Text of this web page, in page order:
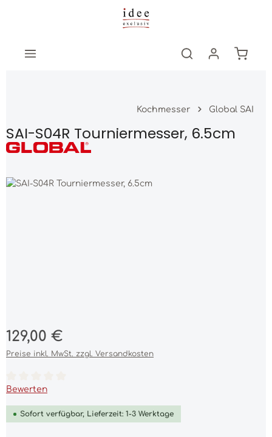
Zum Hauptinhalt springen
Kochmesser Global SAI
SAI-S04R Tourniermesser, 6.5cm
Bildergalerie überspringen
Regulärer Preis:
129,00 €
Preise inkl. MwSt. zzgl. Versandkosten
Durchschnittliche Bewertung von 0 von 5 Sternen
Bewerten
Sofort verfügbar, Lieferzeit: 1-3 Werktage